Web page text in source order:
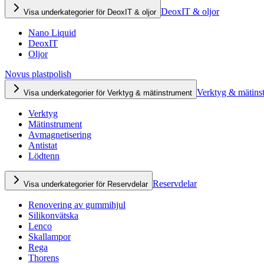
Visa underkategorier för DeoxIT & oljor DeoxIT & oljor
Nano Liquid
DeoxIT
Oljor
Novus plastpolish
Visa underkategorier för Verktyg & mätinstrument Verktyg &
Verktyg
Mätinstrument
Avmagnetisering
Antistat
Lödtenn
Visa underkategorier för Reservdelar Reservdelar
Renovering av gummihjul
Silikonvätska
Lenco
Skallampor
Rega
Thorens